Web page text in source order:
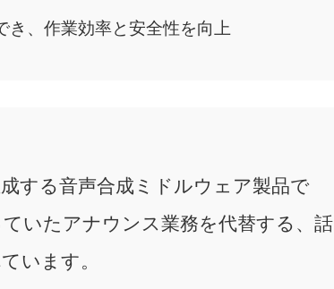
き、作業効率と安全性を向上
する音声合成ミドルウェア製品で
いたアナウンス業務を代替する、話
います。